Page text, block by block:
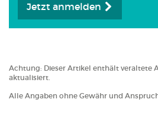
Jetzt anmelden
Achtung: Dieser Artikel enthält veraltete
aktualisiert.
Alle Angaben ohne Gewähr und